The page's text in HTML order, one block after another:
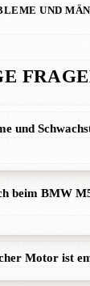
UND
und
beim BMW
Motor ist